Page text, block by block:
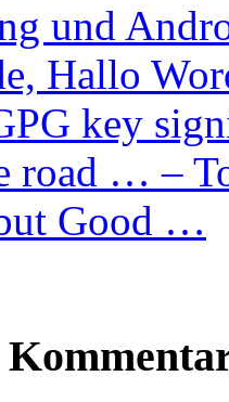
und
Hallo
key
road … –
Good …